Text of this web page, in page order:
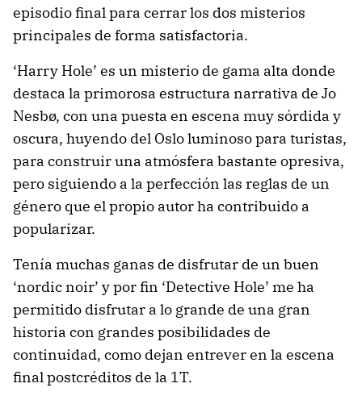
episodio final para cerrar los dos misterios
principales de forma satisfactoria.
‘Harry Hole’ es un misterio de gama alta donde
destaca la primorosa estructura narrativa de Jo
Nesbø, con una puesta en escena muy sórdida y
oscura, huyendo del Oslo luminoso para turistas,
para construir una atmósfera bastante opresiva,
pero siguiendo a la perfección las reglas de un
género que el propio autor ha contribuido a
popularizar.
Tenía muchas ganas de disfrutar de un buen
‘nordic noir’ y por fin ‘Detective Hole’ me ha
permitido disfrutar a lo grande de una gran
historia con grandes posibilidades de
continuidad, como dejan entrever en la escena
final postcréditos de la 1T.